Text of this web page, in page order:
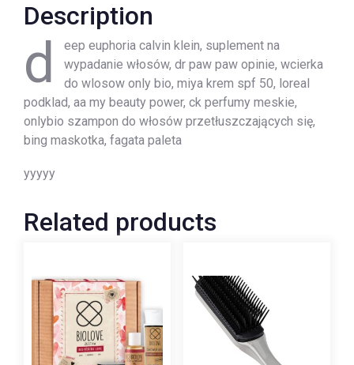
Description
d
eep euphoria calvin klein, suplement na
wypadanie włosów, dr paw paw opinie, wcierka
do wlosow only bio, miya krem spf 50, loreal
podklad, aa my beauty power, ck perfumy meskie,
onlybio szampon do włosów przetłuszczających się,
bing maskotka, fagata paleta
yyyyy
Related products